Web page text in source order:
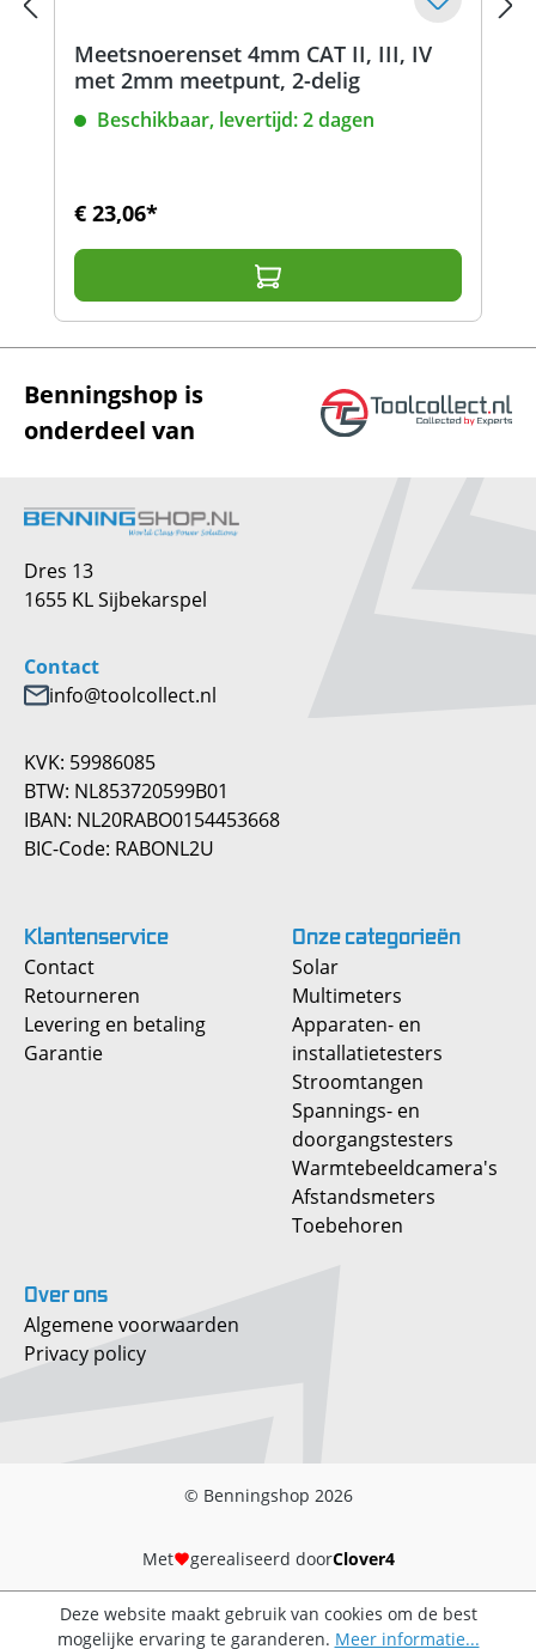
Meetsnoerenset 4mm CAT II, III, IV
met 2mm meetpunt, 2-delig
Beschikbaar, levertijd: 2 dagen
€ 23,06*
Benningshop is
onderdeel van
Dres 13
1655 KL Sijbekarspel
Contact
info@toolcollect.nl
KVK: 59986085
BTW: NL853720599B01
IBAN: NL20RABO0154453668
BIC-Code: RABONL2U
Klantenservice
Contact
Retourneren
Levering en betaling
Garantie
Onzecategorieën
Solar
Multimeters
Apparaten- en
installatietesters
Stroomtangen
Spannings- en
doorgangstesters
Warmtebeeldcamera's
Afstandsmeters
Toebehoren
Overons
Algemene voorwaarden
Privacy policy
© Benningshop 2026
Met gerealiseerd doorClover4
Deze website maakt gebruik van cookies om de best
mogelijke ervaring te garanderen. Meer informatie...